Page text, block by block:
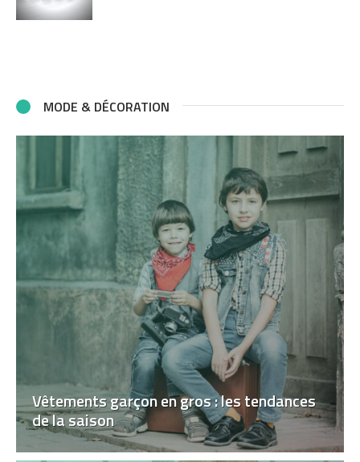
MODE & DÉCORATION
Vêtements garçon en gros : les tendances
de la saison